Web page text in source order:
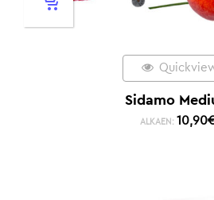
Sidamo
ALKAEN: 10,90